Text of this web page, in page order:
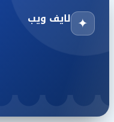
✦ لايف ويب